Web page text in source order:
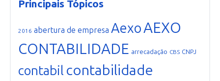
Principais Tópicos
2016 abertura de empresa AexoAEXO
CONTABILIDADE arrecadação CBS CNPJ
contabil contabilidade